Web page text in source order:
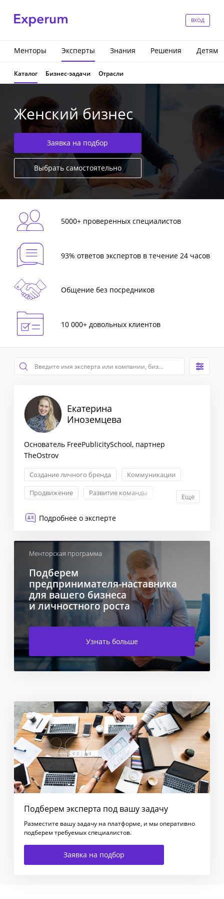
ВХОД
Менторы Эксперты Знания Решения Детям
Каталог Бизнес-задачи Отрасли
Женский бизнес
Заявка на подбор
Выбрать самостоятельно
5000+ проверенных специалистов
93% ответов экспертов в течение 24 часов
Общение без посредников
10 000+ довольных клиентов
Екатерина
Иноземцева
Основатель FreePublicitySchool, партнер
TheOstrov
Создание личного бренда
Коммуникации
Продвижение
Развитие команды Еще
Подробнее о эксперте
Менторская программа
Подберем
предпринимателя-наставника
для вашего бизнеса
и личностного роста
Узнать больше
Подберем эксперта под вашу задачу
Разместите вашу задачу на платформе, и мы оперативно
подберем требуемых специалистов.
Заявка на подбор